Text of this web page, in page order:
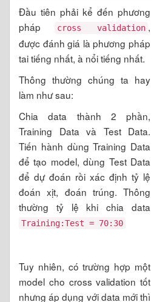
Đầu tiên phải kể đến phương
pháp
cross validation ,
được đánh giá là phương pháp
tai tiếng nhất, à nổi tiếng nhất.
Thông thường chúng ta hay
làm như sau:
Chia data thành 2 phần,
Training Data và Test Data.
Tiến hành dùng Training Data
để tạo model, dùng Test Data
để dự đoán rồi xác định tỷ lệ
đoán xịt, đoán trúng. Thông
thường tỷ lệ khi chia data
Training:Test = 70:30
Tuy nhiên, có trường hợp một
model cho cross validation tốt
nhưng áp dụng với data mới thì